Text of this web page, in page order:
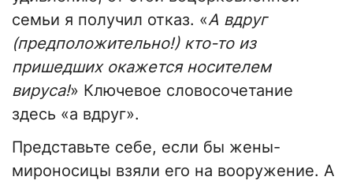
семьи я получил отказ. «А вдруг
(предположительно!) кто-то из
пришедших окажется носителем
вируса!» Ключевое словосочетание
здесь «а вдруг».
Представьте себе, если бы жены-
мироносицы взяли его на вооружение. А